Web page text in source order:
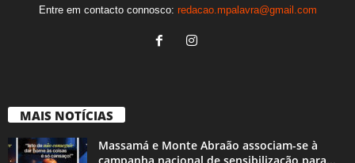
Entre em contacto connosco: redacao.mpalavra@gmail.com
MAIS NOTÍCIAS
Massamá e Monte Abraão associam-se à